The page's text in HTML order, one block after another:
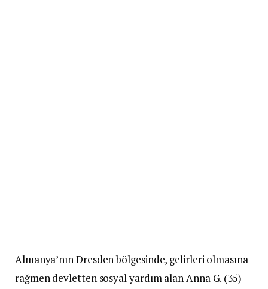
Almanya’nın Dresden bölgesinde, gelirleri olmasına
rağmen devletten sosyal yardım alan Anna G. (35)